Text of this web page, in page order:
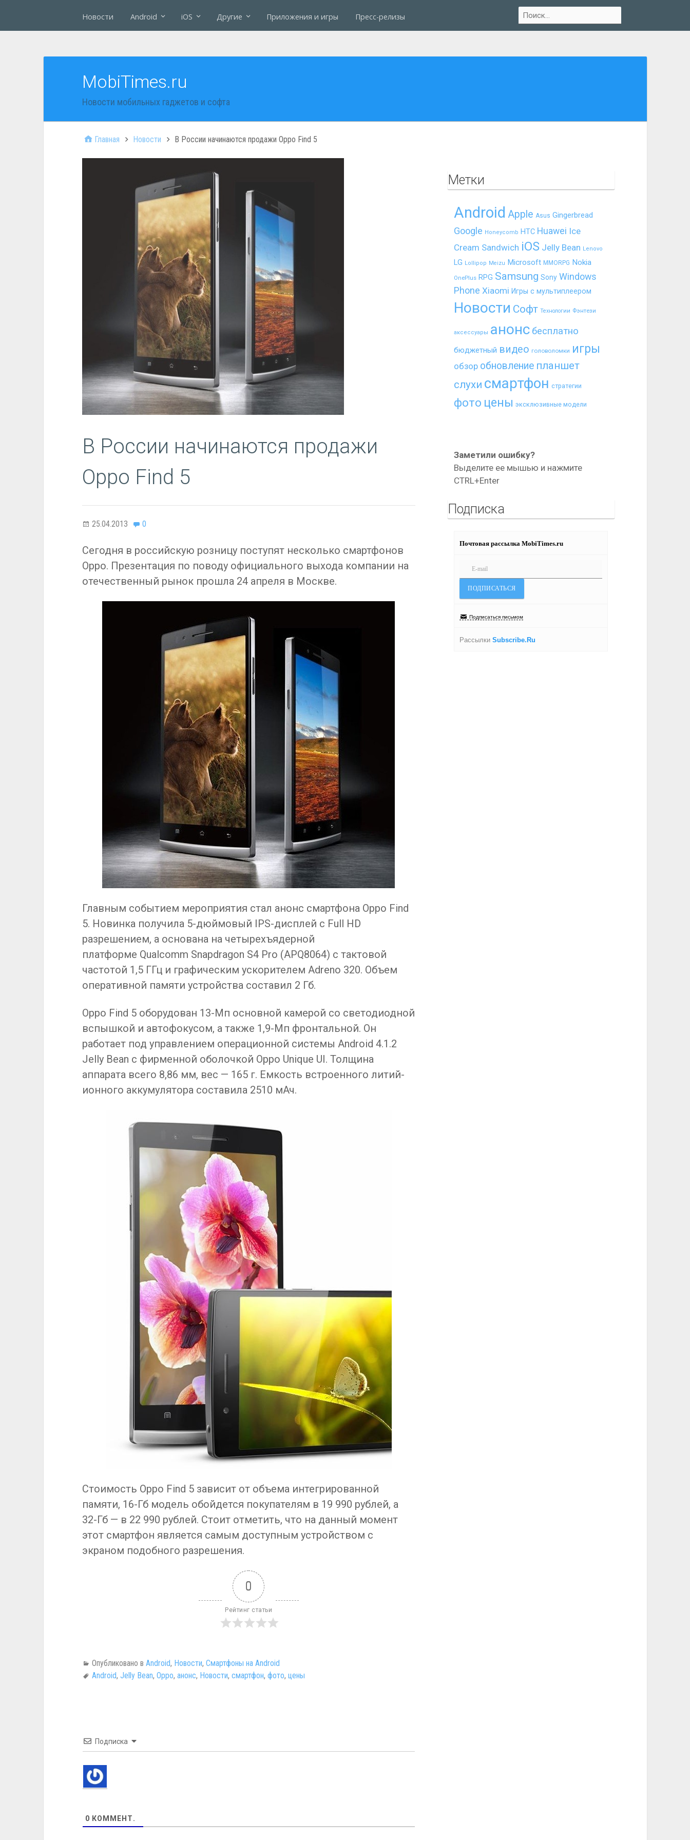
Новости Android iOS Другие Приложения и игры Пресс-релизы
MobiTimes.ru
Новости мобильных гаджетов и софта
Главная Новости В России начинаются продажи Oppo Find 5
В России начинаются продажи
Oppo Find 5
25.04.2013 0
Сегодня в российскую розницу поступят несколько смартфонов
Oppo. Презентация по поводу официального выхода компании на
отечественный рынок прошла 24 апреля в Москве.
Главным событием мероприятия стал анонс смартфона Oppo Find
5. Новинка получила 5-дюймовый IPS-дисплей с Full HD
разрешением, а основана на четырехъядерной
платформе Qualcomm Snapdragon S4 Pro (APQ8064) с тактовой
частотой 1,5 ГГц и графическим ускорителем Adreno 320. Объем
оперативной памяти устройства составил 2 Гб.
Oppo Find 5 оборудован 13-Мп основной камерой со светодиодной
вспышкой и автофокусом, а также 1,9-Мп фронтальной. Он
работает под управлением операционной системы Android 4.1.2
Jelly Bean с фирменной оболочкой Oppo Unique UI. Толщина
аппарата всего 8,86 мм, вес — 165 г. Емкость встроенного литий-
ионного аккумулятора составила 2510 мАч.
Стоимость Oppo Find 5 зависит от объема интегрированной
памяти, 16-Гб модель обойдется покупателям в 19 990 рублей, а
32-Гб — в 22 990 рублей. Стоит отметить, что на данный момент
этот смартфон является самым доступным устройством с
экраном подобного разрешения.
0
Рейтинг статьи
Опубликовано в Android, Новости, Смартфоны на Android
Android, Jelly Bean, Oppo, анонс, Новости, смартфон, фото, цены
Подписка
0 КОММЕНТ.
Метки
Android Apple Asus Gingerbread
Google Honeycomb HTC Huawei Ice
Cream Sandwich iOS Jelly Bean Lenovo
LG Lollipop Meizu Microsoft MMORPG Nokia
OnePlus RPG Samsung Sony Windows
Phone Xiaomi Игры с мультиплеером
Новости Софт Технологии Фэнтези
аксессуары анонс бесплатно
бюджетный видео головоломки игры
обзор обновление планшет
слухи смартфон стратегии
фото цены эксклюзивные модели
Заметили ошибку?
Выделите ее мышью и нажмите
CTRL+Enter
Подписка
Почтовая рассылка MobiTimes.ru
Подписаться письмом
РассылкиSubscribe.Ru